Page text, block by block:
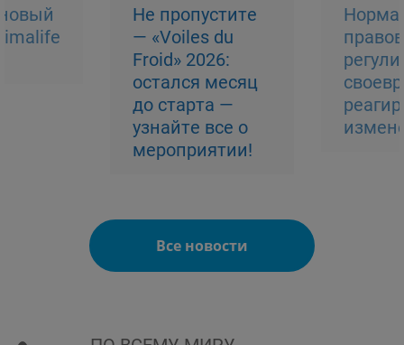
Не пропустите
— «Voiles du
Froid» 2026:
остался месяц
до старта —
узнайте все о
мероприятии!
Все новости